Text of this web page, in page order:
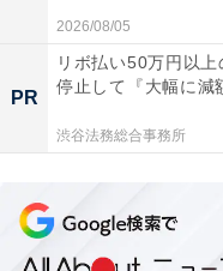
2026/08/05
PR
リボ払い50万円以
停止して『大幅に減
渋谷法務総合事務所